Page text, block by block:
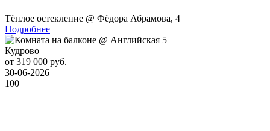
Тёплое остекление @ Фёдора Абрамова, 4
Подробнее
Кудрово
от 319 000 руб.
30-06-2026
100